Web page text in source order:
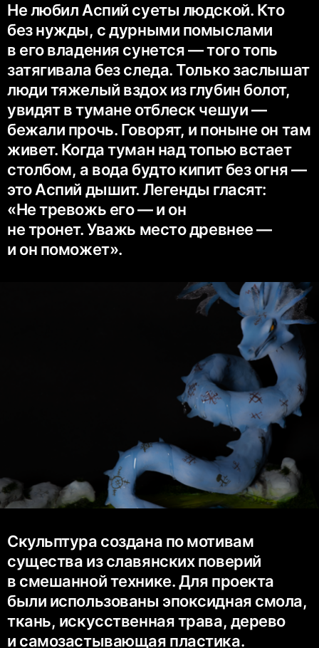
Не любил Аспий суеты людской. Кто
без нужды, с дурными помыслами
в его владения сунется — того топь
затягивала без следа. Только заслышат
люди тяжелый вздох из глубин болот,
увидят в тумане отблеск чешуи —
бежали прочь. Говорят, и поныне он там
живет. Когда туман над топью встает
столбом, а вода будто кипит без огня —
это Аспий дышит. Легенды гласят:
«Не тревожь его — и он
не тронет. Уважь место древнее —
и он поможет».
Скульптура создана по мотивам
существа из славянских поверий
в смешанной технике. Для проекта
были использованы эпоксидная смола,
ткань, искусственная трава, дерево
и самозастывающая пластика.